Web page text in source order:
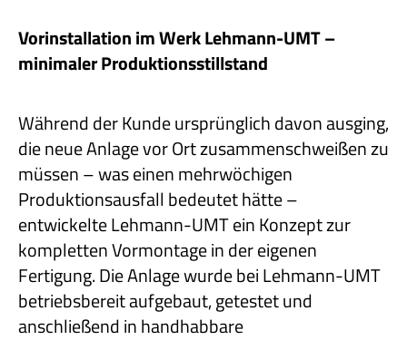
Vorinstallation im Werk Lehmann-UMT –
minimaler Produktionsstillstand
Während der Kunde ursprünglich davon ausging,
die neue Anlage vor Ort zusammenschweißen zu
müssen – was einen mehrwöchigen
Produktionsausfall bedeutet hätte –
entwickelte Lehmann-UMT ein Konzept zur
kompletten Vormontage in der eigenen
Fertigung. Die Anlage wurde bei Lehmann-UMT
betriebsbereit aufgebaut, getestet und
anschließend in handhabbare